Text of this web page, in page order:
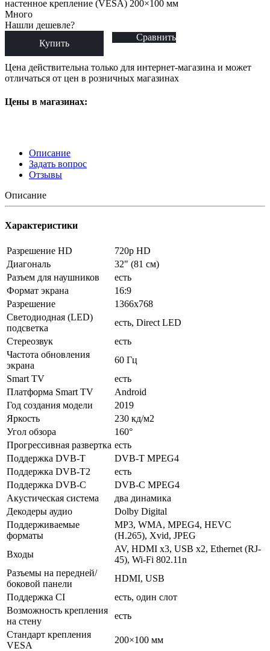
настенное крепление (VESA) 200×100 мм
Много
Нашли дешевле?
Купить
Сравнить
Цена действительна только для интернет-магазина и может
отличаться от цен в розничных магазинах
Цены в магазинах:
Описание
Задать вопрос
Отзывы
Описание
Характеристики
Разрешение HD
720p HD
Диагональ
32" (81 см)
Разъем для наушников
есть
Формат экрана
16:9
Разрешение
1366x768
Светодиодная (LED)
подсветка
есть, Direct LED
Стереозвук
есть
Частота обновления
экрана
60 Гц
Smart TV
есть
Платформа Smart TV
Android
Год создания модели
2019
Яркость
230 кд/м2
Угол обзора
160°
Прогрессивная развертка есть
Поддержка DVB-T
DVB-T MPEG4
Поддержка DVB-T2
есть
Поддержка DVB-C
DVB-C MPEG4
Акустическая система
два динамика
Декодеры аудио
Dolby Digital
Поддерживаемые
форматы
MP3, WMA, MPEG4, HEVC
(H.265), Xvid, JPEG
Входы
AV, HDMI x3, USB x2, Ethernet (RJ-
45), Wi-Fi 802.11n
Разъемы на передней/
боковой панели
HDMI, USB
Поддержка CI
есть, один слот
Возможность крепления
на стену
есть
Стандарт крепления
VESA
200×100 мм